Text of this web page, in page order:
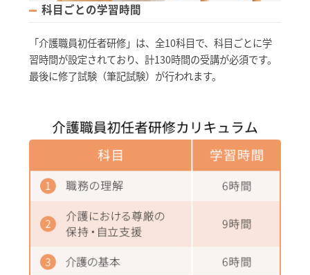
科目ごとの学習時間
「介護職員初任者研修」は、全10科目で、科目ごとに学
習時間が設定されており、計130時間の受講が必須です。
最後に修了試験（筆記試験）が行われます。